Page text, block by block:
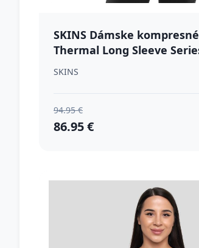
SKINS Dámske
Thermal Long Sleeve
SKINS
94.95 €
86.95 €